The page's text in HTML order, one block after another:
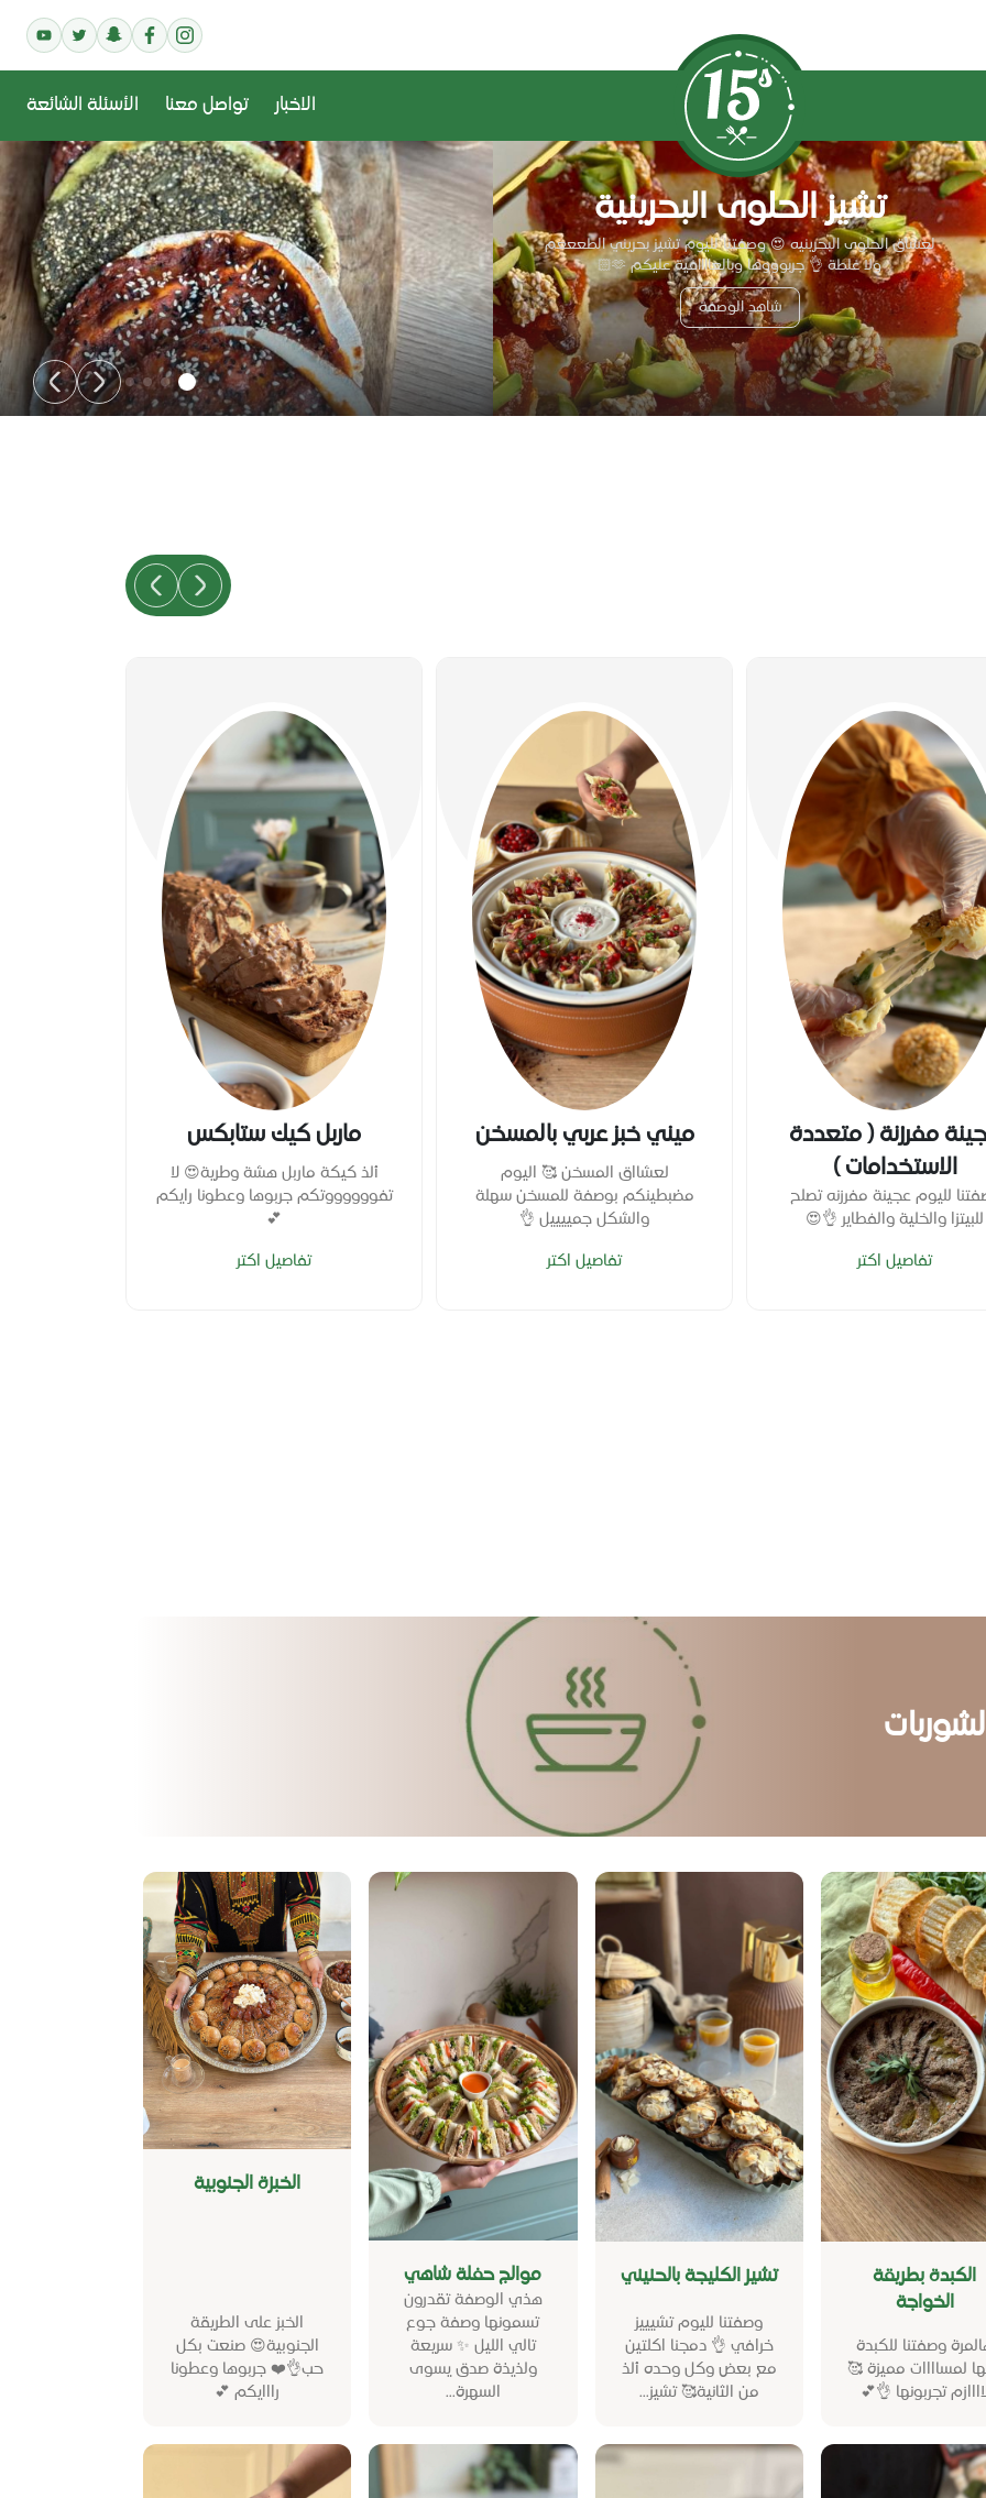
الاخبار تواصل معنا الأسئلة الشائعة
تشيز الحلوى البحرينية
لعشاق الحلوى البحرينيه 😍 وصفتنا لليوم تشيز بحريني الطعععم
ولا غلطة 👌 جربوووها وبالعاااافية عليكم 🫶🏻
شاهد الوصفة
مفرزنة ( متعددة
الاستخدامات )
لليوم عجينة مفرزنه تصلح
للبيتزا والخلية والفطاير 👌😍
تفاصيل اكتر
ميني خبز عربي بالمسخن
لعشااق المسخن 🥰 اليوم
مضبطينكم بوصفة للمسخن سهلة
والشكل جمييييل 👌
تفاصيل اكتر
ماربل كيك ستابكس
ألذ كيكة ماربل هشة وطرية😍 لا
تفووووووتكم جربوها وعطونا رايكم
💕
تفاصيل اكتر
الكبدة بطريقة
الخواجة
وصفتنا للكبدة
لمساااات مميزة 🥰
تجربونها 👌💕
تشيز الكليجة بالحنيني
وصفتنا لليوم تشيييز
خرافي 👌 دمجنا اكلتين
مع بعض وكل وحده ألذ
من الثانية🥰 تشيز...
موالج حفلة شاهي
هذي الوصفة تقدرون
تسمونها وصفة جوع
تالي الليل ✨ سريعة
ولذيذة صدق يسوى
السهرة...
الخبزة الجنوبية
الخبز على الطريقة
الجنوبية😍 صنعت بكل
حب👌❤️ جربوها وعطونا
رااايكم 💕